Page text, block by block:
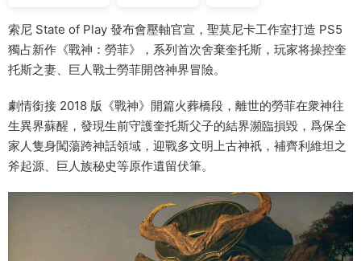
索尼 State of Play 發布會壓軸官宣，聖莫尼卡工作室打造 PS5
獨占新作《戰神：勞菲》，系列首次舍棄奎托斯，玩家将操控奎
托斯之妻、巨人戰士勞菲開啓神界冒險。
劇情銜接 2018 版《戰神》開篇火葬橋段，離世的勞菲在衆神往
生異界蘇醒，發現生前守護奎托斯父子的結界瀕臨損毀，爲保全
家人隻身闖蕩跨神話領域，迎戰多文明上古神祇，補齊利維坦之
斧起源、巨人族秘史等原作遺留伏筆。